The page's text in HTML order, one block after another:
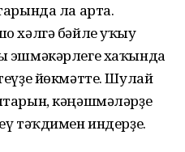
ла арта.
хәлгә бәйле уҡыу
эшмәкәрлеге хаҡында
йөкмәтте. Шулай
кәңәшмәләрҙе
тәҡдимен индерҙе.